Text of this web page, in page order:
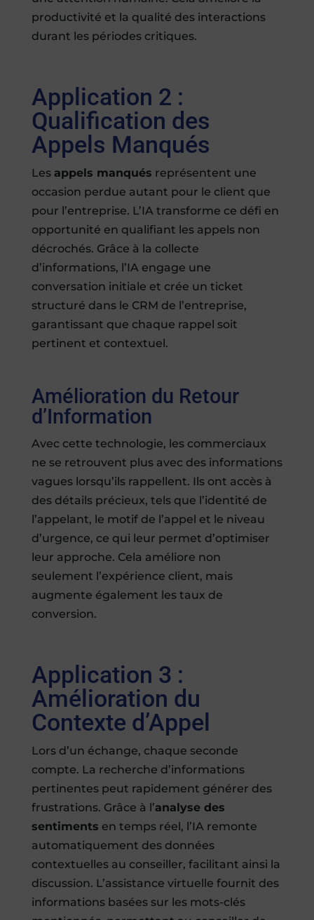
productivité et la qualité des interactions
durant les périodes critiques.
Application 2 :
Qualification des
Appels Manqués
Les appels manqués représentent une
occasion perdue autant pour le client que
pour l’entreprise. L’IA transforme ce défi en
opportunité en qualifiant les appels non
décrochés. Grâce à la collecte
d’informations, l’IA engage une
conversation initiale et crée un ticket
structuré dans le CRM de l’entreprise,
garantissant que chaque rappel soit
pertinent et contextuel.
Amélioration du Retour
d’Information
Avec cette technologie, les commerciaux
ne se retrouvent plus avec des informations
vagues lorsqu’ils rappellent. Ils ont accès à
des détails précieux, tels que l’identité de
l’appelant, le motif de l’appel et le niveau
d’urgence, ce qui leur permet d’optimiser
leur approche. Cela améliore non
seulement l’expérience client, mais
augmente également les taux de
conversion.
Application 3 :
Amélioration du
Contexte d’Appel
Lors d’un échange, chaque seconde
compte. La recherche d’informations
pertinentes peut rapidement générer des
frustrations. Grâce à l’analyse des
sentiments en temps réel, l’IA remonte
automatiquement des données
contextuelles au conseiller, facilitant ainsi la
discussion. L’assistance virtuelle fournit des
informations basées sur les mots-clés